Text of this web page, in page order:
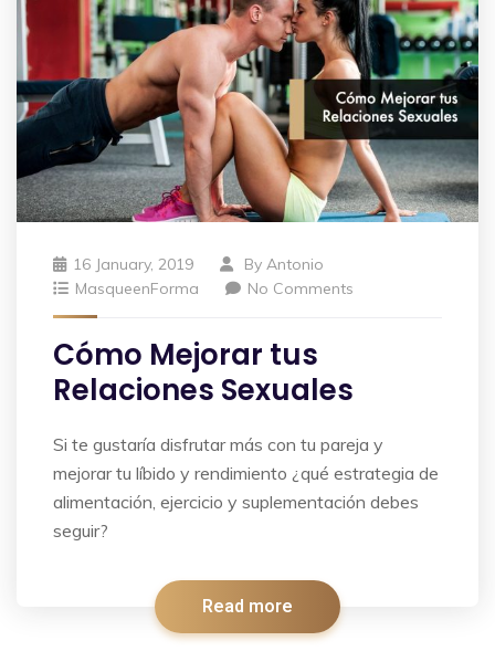
16 January, 2019 By Antonio
MasqueenForma
No Comments
Cómo Mejorar tus
Relaciones Sexuales
Si te gustaría disfrutar más con tu pareja y
mejorar tu líbido y rendimiento ¿qué estrategia de
alimentación, ejercicio y suplementación debes
seguir?
Read more